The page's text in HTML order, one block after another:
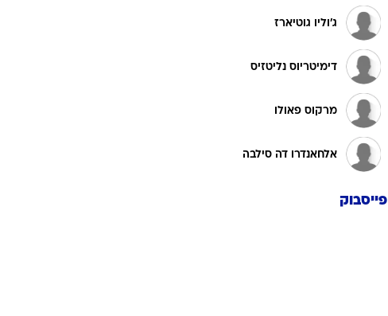
ג'וליו גוטיארז
דימיטריוס נליטזיס
מרקוס פאולו
אלחאנדרו דה סילבה
פייסבוק